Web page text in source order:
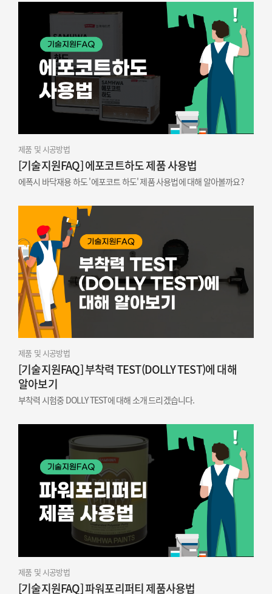
제품 및 시공방법
[기술지원FAQ] 에포코트하도 제품 사용법
에폭시 바닥재용 하도 '에포코트 하도' 제품 사용법에 대해 알아볼까요?
제품 및 시공방법
[기술지원FAQ] 부착력 TEST(DOLLY TEST)에 대해
알아보기
부착력 시험중 DOLLY TEST에 대해 소개 드리겠습니다.
제품 및 시공방법
[기술지원FAQ] 파워포리퍼티 제품사용법